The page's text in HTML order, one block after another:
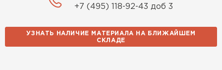
+7 (495) 118-92-43 доб 3
УЗНАТЬ НАЛИЧИЕ МАТЕРИАЛА НА БЛИЖАЙШЕМ
СКЛАДЕ